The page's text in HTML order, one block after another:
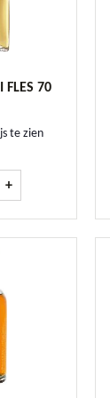
FLES 70
te zien
Toki fles 70 cl aantal
+